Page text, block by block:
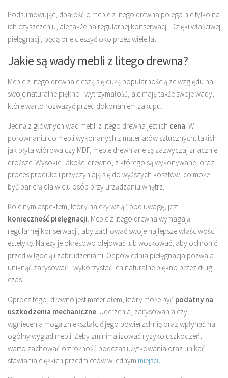
Podsumowując, dbałość o meble z litego drewna polega nie tylko na
ich czyszczeniu, ale także na regularnej konserwacji. Dzięki właściwej
pielęgnacji, będą one cieszyć oko przez wiele lat.
Jakie są wady mebli z litego drewna?
Meble z litego drewna cieszą się dużą popularnością ze względu na
swoje naturalne piękno i wytrzymałość, ale mają także swoje wady,
które warto rozważyć przed dokonaniem zakupu.
Jedną z głównych wad mebli z litego drewna jest ich cena. W
porównaniu do mebli wykonanych z materiałów sztucznych, takich
jak płyta wiórowa czy MDF, meble drewniane są zazwyczaj znacznie
droższe. Wysokiej jakości drewno, z którego są wykonywane, oraz
proces produkcji przyczyniają się do wyższych kosztów, co może
być barierą dla wielu osób przy urządzaniu wnętrz.
Kolejnym aspektem, który należy wziąć pod uwagę, jest
konieczność pielęgnacji. Meble z litego drewna wymagają
regularnej konserwacji, aby zachować swoje najlepsze właściwości i
estetykę. Należy je okresowo olejować lub woskować, aby ochronić
przed wilgocią i zabrudzeniami. Odpowiednia pielęgnacja pozwala
uniknąć zarysowań i wykorzystać ich naturalne piękno przez długi
czas.
Oprócz tego, drewno jest materiałem, który może być podatny na
uszkodzenia mechaniczne. Uderzenia, zarysowania czy
wgniecenia mogą zniekształcić jego powierzchnię oraz wpłynąć na
ogólny wygląd mebli. Żeby zminimalizować ryzyko uszkodzeń,
warto zachować ostrożność podczas użytkowania oraz unikać
stawiania ciężkich przedmiotów w jednym miejscu.